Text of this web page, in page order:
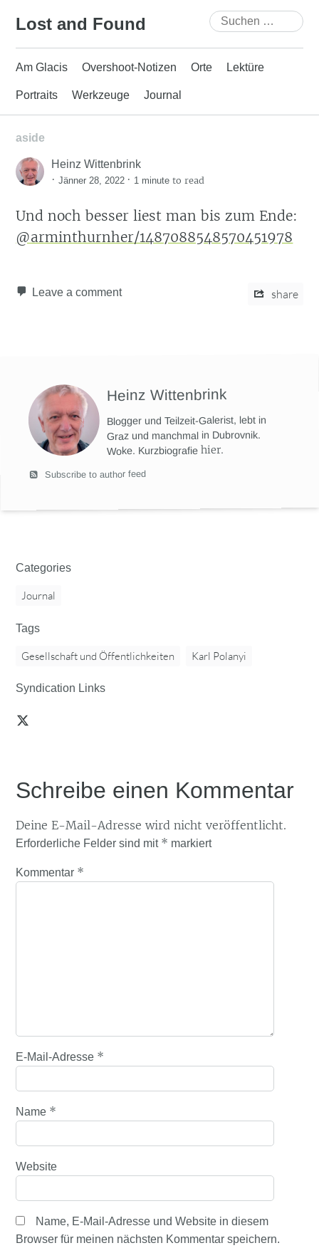
Lost and Found
Suchen
nach:
Am Glacis Overshoot-Notizen Orte Lektüre
Portraits Werkzeuge Journal
aside
Heinz Wittenbrink
·Jänner 28, 2022 · 1 minute to read
Und noch besser liest man bis zum Ende:
@arminthurnher/1487088548570451978
Leave a comment share
Heinz Wittenbrink
Blogger und Teilzeit-Galerist, lebt in
Graz und manchmal in Dubrovnik.
Woke. Kurzbiografiehier.
Subscribe to author feed
Categories
Journal
Tags
Gesellschaft und Öffentlichkeiten Karl Polanyi
Syndication Links
Schreibe einen Kommentar
Deine E-Mail-Adresse wird nicht veröffentlicht.
Erforderliche Felder sind mit * markiert
Kommentar *
E-Mail-Adresse *
Name *
Website
Name, E-Mail-Adresse und Website in diesem
Browser für meinen nächsten Kommentar speichern.